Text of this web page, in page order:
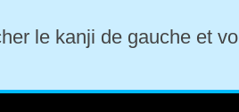
le kanji de gauche et